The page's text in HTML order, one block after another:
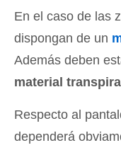
En el caso de las
dispongan de un
Además deben
material
Respecto al
dependerá